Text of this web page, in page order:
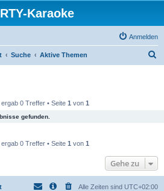
Karaoke
Anmelden
Suche Aktive Themen
0 Treffer • Seite 1 von 1
gefunden.
0 Treffer • Seite 1 von 1
Gehe zu
Alle Zeiten sind UTC+02:00